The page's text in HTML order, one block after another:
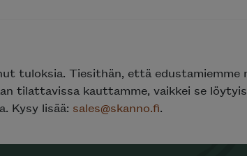
tuloksia. Tiesithän, että edustamiemme
tilattavissa kauttamme, vaikkei se
Kysy lisää: sales@skanno.fi.